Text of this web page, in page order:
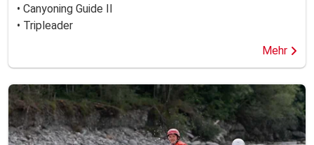
• Canyoning Guide II
• Tripleader
Mehr